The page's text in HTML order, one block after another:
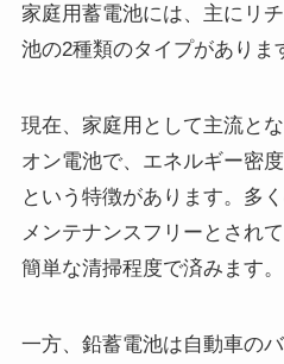
家庭用蓄電池には、主にリ
池の2種類のタイプがありま
現在、家庭用として主流と
オン電池で、エネルギー密
という特徴があります。多
メンテナンスフリーとされ
簡単な清掃程度で済みます。
一方、鉛蓄電池は自動車の